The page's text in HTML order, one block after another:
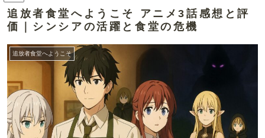
追放者食堂へようこそ アニメ3話感想と評
価｜シンシアの活躍と食堂の危機
追放者食堂へようこそ